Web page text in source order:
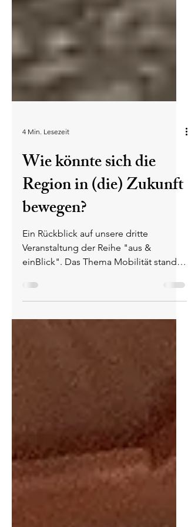
4 Min. Lesezeit
Wie könnte sich die
Region in (die) Zukunft
bewegen?
Ein Rückblick auf unsere dritte
Veranstaltung der Reihe "aus &
einBlick". Das Thema Mobilität stand